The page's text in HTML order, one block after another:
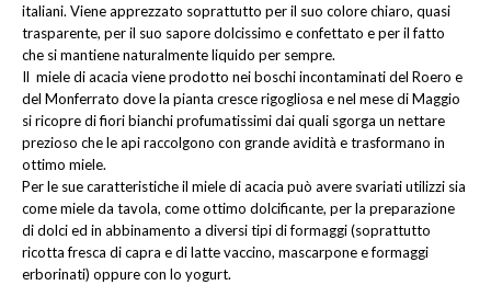
italiani. Viene apprezzato soprattutto per il suo colore chiaro, quasi
trasparente, per il suo sapore dolcissimo e confettato e per il fatto
che si mantiene naturalmente liquido per sempre.
Il miele di acacia viene prodotto nei boschi incontaminati del Roero e
del Monferrato dove la pianta cresce rigogliosa e nel mese di Maggio
si ricopre di fiori bianchi profumatissimi dai quali sgorga un nettare
prezioso che le api raccolgono con grande avidità e trasformano in
ottimo miele.
Per le sue caratteristiche il miele di acacia può avere svariati utilizzi sia
come miele da tavola, come ottimo dolcificante, per la preparazione
di dolci ed in abbinamento a diversi tipi di formaggi (soprattutto
ricotta fresca di capra e di latte vaccino, mascarpone e formaggi
erborinati) oppure con lo yogurt.